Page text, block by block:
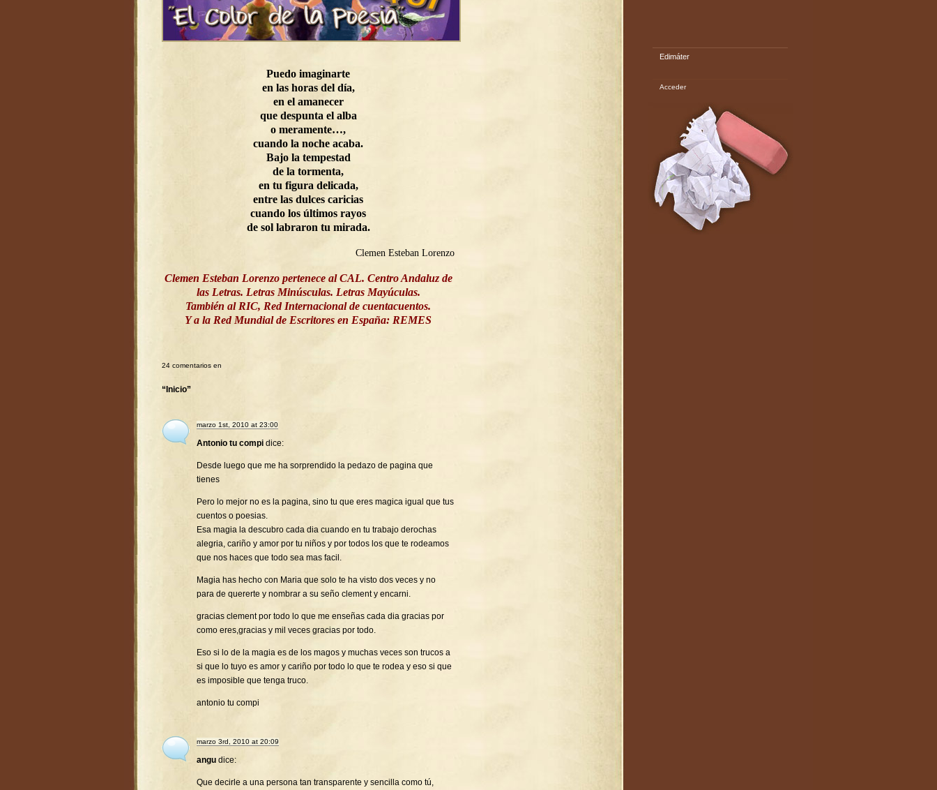
Puedo imaginarte
en las horas del día,
en el amanecer
que despunta el alba
o meramente…,
cuando la noche acaba.
Bajo la tempestad
de la tormenta,
en tu figura delicada,
entre las dulces caricias
cuando los últimos rayos
de sol labraron tu mirada.
Clemen Esteban Lorenzo
Clemen Esteban Lorenzo pertenece al CAL. Centro Andaluz de
las Letras. Letras Minúsculas. Letras Mayúculas.
También al RIC, Red Internacional de cuentacuentos.
Y a la Red Mundial de Escritores en España: REMES
24 comentarios en
“Inicio”
marzo 1st, 2010 at 23:00
Antonio tu compi dice:
Desde luego que me ha sorprendido la pedazo de pagina que
tienes
Pero lo mejor no es la pagina, sino tu que eres magica igual que tus
cuentos o poesias.
Esa magia la descubro cada dia cuando en tu trabajo derochas
alegria, cariño y amor por tu niños y por todos los que te rodeamos
que nos haces que todo sea mas facil.
Magia has hecho con Maria que solo te ha visto dos veces y no
para de quererte y nombrar a su seño clement y encarni.
gracias clement por todo lo que me enseñas cada dia gracias por
como eres,gracias y mil veces gracias por todo.
Eso si lo de la magia es de los magos y muchas veces son trucos a
si que lo tuyo es amor y cariño por todo lo que te rodea y eso si que
es imposible que tenga truco.
antonio tu compi
marzo 3rd, 2010 at 20:09
angu dice:
Que decirle a una persona tan transparente y sencilla como tú,
Edimáter
Acceder